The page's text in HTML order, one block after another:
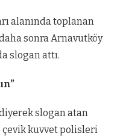
alanında toplanan
sonra Arnavutköy
slogan attı.
slogan atan
çevik kuvvet polisleri